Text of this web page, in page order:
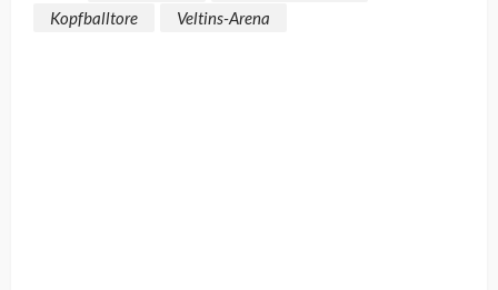
Kopfballtore
Veltins-Arena